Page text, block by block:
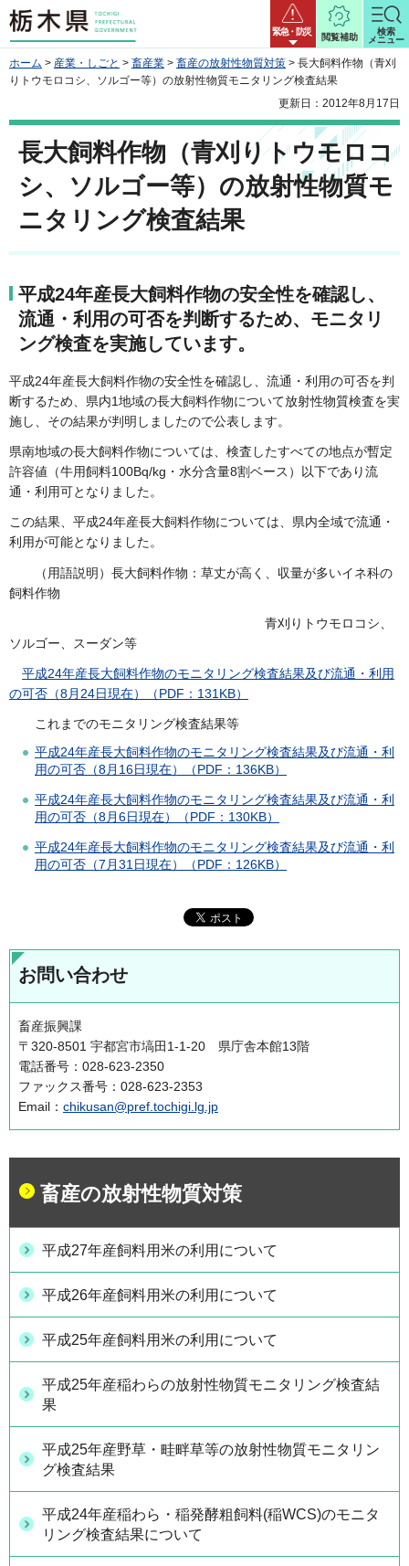
栃木県 緊急・防災
閲覧補助
検索
メニュー
ホーム > 産業・しごと > 畜産業 > 畜産の放射性物質対策 > 長大飼料作物（青刈
りトウモロコシ、ソルゴー等）の放射性物質モニタリング検査結果
更新日：2012年8月17日
長大飼料作物（青刈りトウモロコ
シ、ソルゴー等）の放射性物質モ
ニタリング検査結果
平成24年産長大飼料作物の安全性を確認し、
流通・利用の可否を判断するため、モニタリ
ング検査を実施しています。
平成24年産長大飼料作物の安全性を確認し、流通・利用の可否を判
断するため、県内1地域の長大飼料作物について放射性物質検査を実
施し、その結果が判明しましたので公表します。
県南地域の長大飼料作物については、検査したすべての地点が暫定
許容値（牛用飼料100Bq/kg・水分含量8割ベース）以下であり流
通・利用可となりました。
この結果、平成24年産長大飼料作物については、県内全域で流通・
利用が可能となりました。
（用語説明）長大飼料作物：草丈が高く、収量が多いイネ科の
飼料作物
青刈りトウモロコシ、
ソルゴー、スーダン等
平成24年産長大飼料作物のモニタリング検査結果及び流通・利用
の可否（8月24日現在）（PDF：131KB）
これまでのモニタリング検査結果等
平成24年産長大飼料作物のモニタリング検査結果及び流通・利
用の可否（8月16日現在）（PDF：136KB）
平成24年産長大飼料作物のモニタリング検査結果及び流通・利
用の可否（8月6日現在）（PDF：130KB）
平成24年産長大飼料作物のモニタリング検査結果及び流通・利
用の可否（7月31日現在）（PDF：126KB）
お問い合わせ
畜産振興課
〒320-8501 宇都宮市塙田1-1-20 県庁舎本館13階
電話番号：028-623-2350
ファックス番号：028-623-2353
Email： chikusan@pref.tochigi.lg.jp
畜産の放射性物質対策
平成27年産飼料用米の利用について
平成26年産飼料用米の利用について
平成25年産飼料用米の利用について
平成25年産稲わらの放射性物質モニタリング検査結
果
平成25年産野草・畦畔草等の放射性物質モニタリン
グ検査結果
平成24年産稲わら・稲発酵粗飼料(稲WCS)のモニタ
リング検査結果について